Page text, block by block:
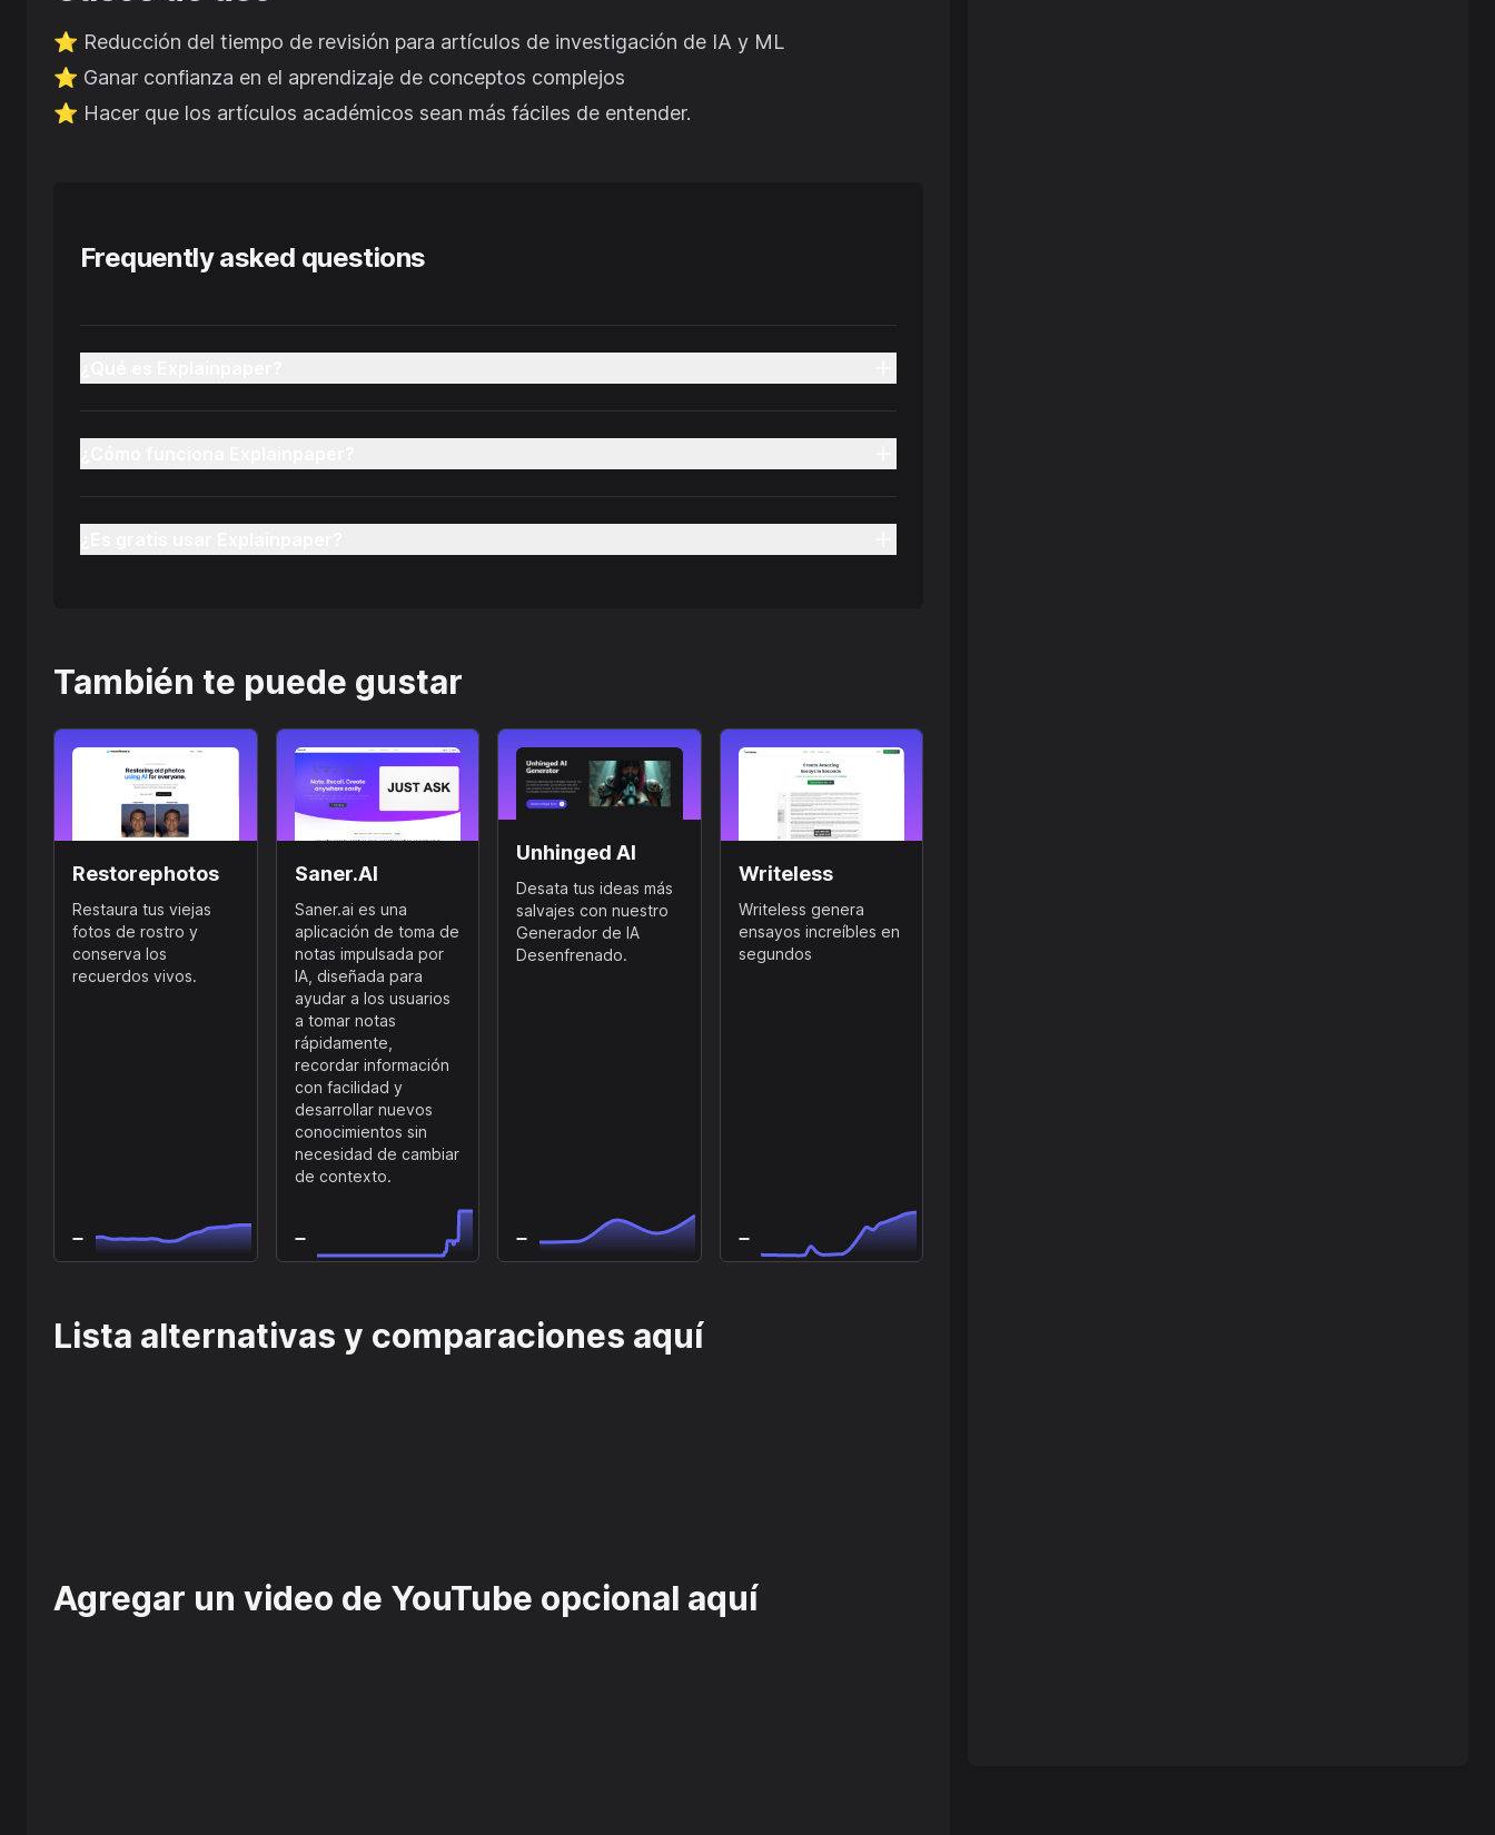
⭐️ Reducción del tiempo de revisión para artículos de investigación de IA y ML
⭐️ Ganar confianza en el aprendizaje de conceptos complejos
⭐️ Hacer que los artículos académicos sean más fáciles de entender.
Frequently asked questions
También te puede gustar
Restorephotos
Restaura tus viejas
fotos de rostro y
conserva los
recuerdos vivos.
Saner.AI
Saner.ai es una
aplicación de toma de
notas impulsada por
IA, diseñada para
ayudar a los usuarios
a tomar notas
rápidamente,
recordar información
con facilidad y
desarrollar nuevos
conocimientos sin
necesidad de cambiar
de contexto.
Unhinged AI
Desata tus ideas más
salvajes con nuestro
Generador de IA
Desenfrenado.
Writeless
Writeless genera
ensayos increíbles en
segundos
Lista alternativas y comparaciones aquí
Agregar un video de YouTube opcional aquí